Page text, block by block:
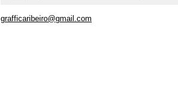
grafficaribeiro@gmail.com